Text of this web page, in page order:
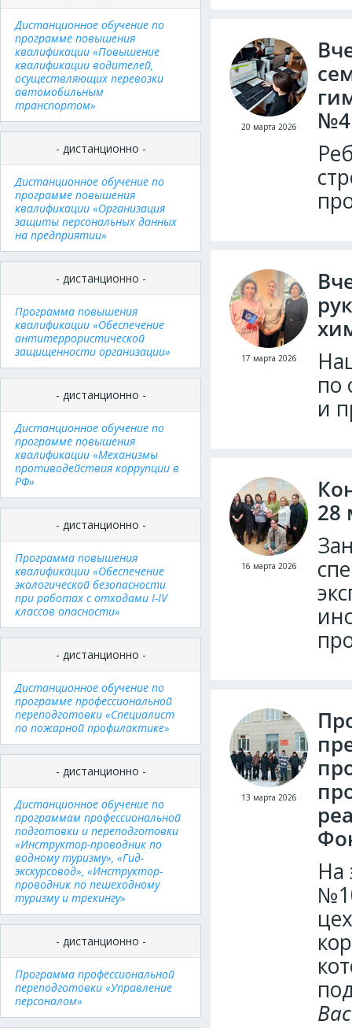
Дистанционное обучение по
программе повышения
квалификации «Повышение
квалификации водителей,
осуществляющих перевозки
автомобильным
транспортом»
- дистанционно -
Дистанционное обучение по
программе повышения
квалификации «Организация
защиты персональных данных
на предприятии»
- дистанционно -
Программа повышения
квалификации «Обеспечение
антитеррористической
защищенности организации»
- дистанционно -
Дистанционное обучение по
программе повышения
квалификации «Механизмы
противодействия коррупции в
РФ»
- дистанционно -
Программа повышения
квалификации «Обеспечение
экологической безопасности
при работах с отходами I-IV
классов опасности»
- дистанционно -
Дистанционное обучение по
программе профессиональной
переподготовки «Специалист
по пожарной профилактике»
- дистанционно -
Дистанционное обучение по
программам профессиональной
подготовки и переподготовки
«Инструктор-проводник по
водному туризму», «Гид-
экскурсовод», «Инструктор-
проводник по пешеходному
туризму и трекингу»
- дистанционно -
Программа профессиональной
переподготовки «Управление
персоналом»
20 марта 2026
по
и
17 марта 2026
28
16 марта 2026
На
13 марта 2026